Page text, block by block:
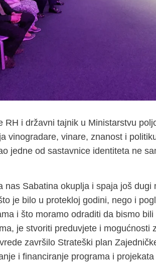
RH i državni tajnik u Ministarstvu
vinogradare, vinare, znanost i
jedne od sastavnice identiteta ne
nas Sabatina okuplja i spaja još
je bilo u protekloj godini, nego i
i što moramo odraditi da bismo
je stvoriti preduvjete i mogućnosti
završilo Strateški plan
i financiranje programa i